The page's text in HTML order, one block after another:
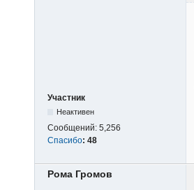
Участник
Неактивен
Сообщений: 5,256
Спасибо: 48
Рома Громов